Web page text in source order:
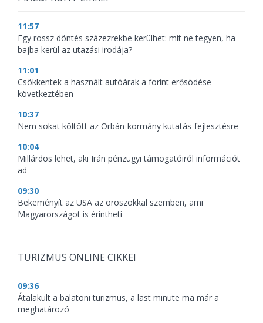
11:57
Egy rossz döntés százezrekbe kerülhet: mit ne tegyen, ha
bajba kerül az utazási irodája?
11:01
Csökkentek a használt autóárak a forint erősödése
következtében
10:37
Nem sokat költött az Orbán-kormány kutatás-fejlesztésre
10:04
Millárdos lehet, aki Irán pénzügyi támogatóiról információt
ad
09:30
Bekeményít az USA az oroszokkal szemben, ami
Magyarországot is érintheti
TURIZMUS ONLINE CIKKEI
09:36
Átalakult a balatoni turizmus, a last minute ma már a
meghatározó